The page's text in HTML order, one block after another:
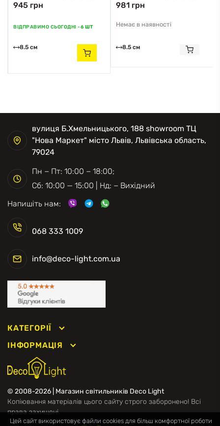
Zuma Line
945 грн
ВІДПРАВИМО СЬОГОДНІ -6 ШТ
8.5 см
Zuma Line
981 грн
Немає в наявності
8.5 см
© 2008-2026 | Магазин світильників Deco Light
Копіювання матеріалів цього сайту строго заборонено! Всі
права захищені.
КАТЕГОРІЇ
ІНФОРМАЦІЯ
068 333 1009
info@deco-light.com.ua
вулиця Б.Хмельницького, 188 showroom ТЦ
"Нова Маркет" місто Львів, Львівська область,
79024
Пн − Пт: 10:00 − 18:00;
Сб: 10:00 — 15:00 | Нд: − Вихідний
Напишіть нам:
Цей сайт використовує файли cookies для більш комфортної роботи